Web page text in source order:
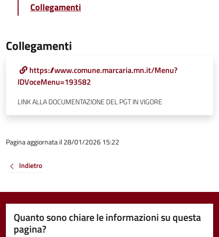
Collegamenti
Collegamenti
https://www.comune.marcaria.mn.it/Menu?
IDVoceMenu=193582
LINK ALLA DOCUMENTAZIONE DEL PGT IN VIGORE
Pagina aggiornata il 28/01/2026 15:22
Indietro
Quanto sono chiare le informazioni su questa
pagina?